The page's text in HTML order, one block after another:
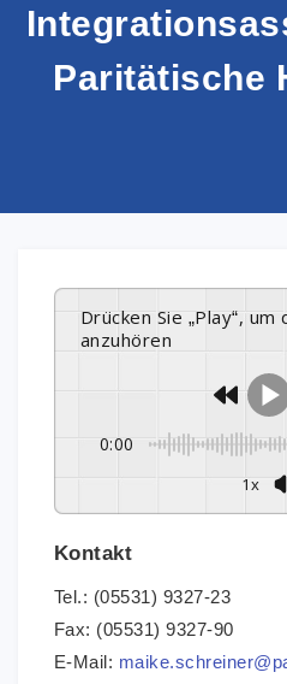
Paritätische
Drücken Sie „Play“, um diesen Inhalt
anzuhören
0:00
1x
Kontakt
Tel.: (05531) 9327-23
Fax: (05531) 9327-90
E-Mail: